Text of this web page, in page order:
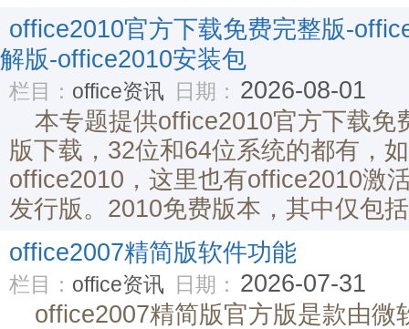
office2010官方下载免费完整版-
解版-office2010安装包
栏目： office资讯 日期： 2026-08-01
本专题提供office2010官方下载免
版下载，32位和64位系统的都有，
office2010，这里也有office2010激
发行版。2010免费版本，其中仅包
office2007精简版软件功能
栏目： office资讯 日期： 2026-07-31
office2007精简版官方版是款由微